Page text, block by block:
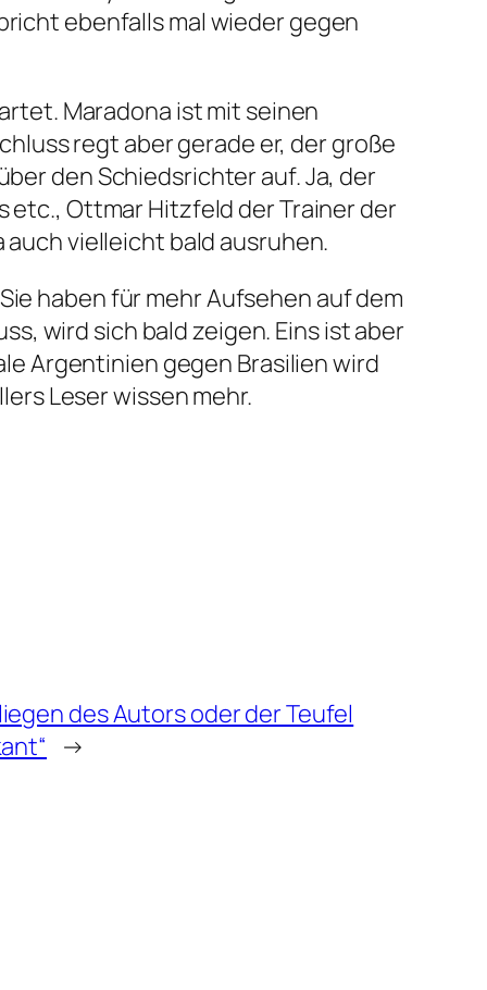
ebenfalls mal wieder gegen
Maradona ist mit seinen
regt aber gerade er, der große
den Schiedsrichter auf. Ja, der
etc., Ottmar Hitzfeld der Trainer der
auch vielleicht bald ausruhen.
haben für mehr Aufsehen auf dem
wird sich bald zeigen. Eins ist aber
Argentinien gegen Brasilien wird
Leser wissen mehr.
des Autors oder der Teufel
→